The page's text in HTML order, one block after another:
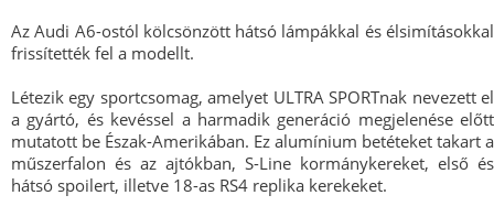
Az Audi A6-ostól kölcsönzött hátsó lámpákkal és élsimításokkal
frissítették fel a modellt.
Létezik egy sportcsomag, amelyet ULTRA SPORTnak nevezett el
a gyártó, és kevéssel a harmadik generáció megjelenése előtt
mutatott be Észak-Amerikában. Ez alumínium betéteket takart a
műszerfalon és az ajtókban, S-Line kormánykereket, első és
hátsó spoilert, illetve 18-as RS4 replika kerekeket.